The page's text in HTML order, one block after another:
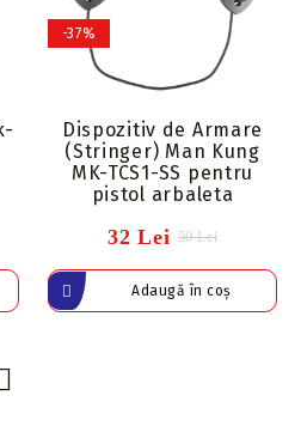
-37%
Dispozitiv de Armare
(Stringer) Man Kung
MK-TCS1-SS pentru
pistol arbaleta
32 Lei 50 Lei